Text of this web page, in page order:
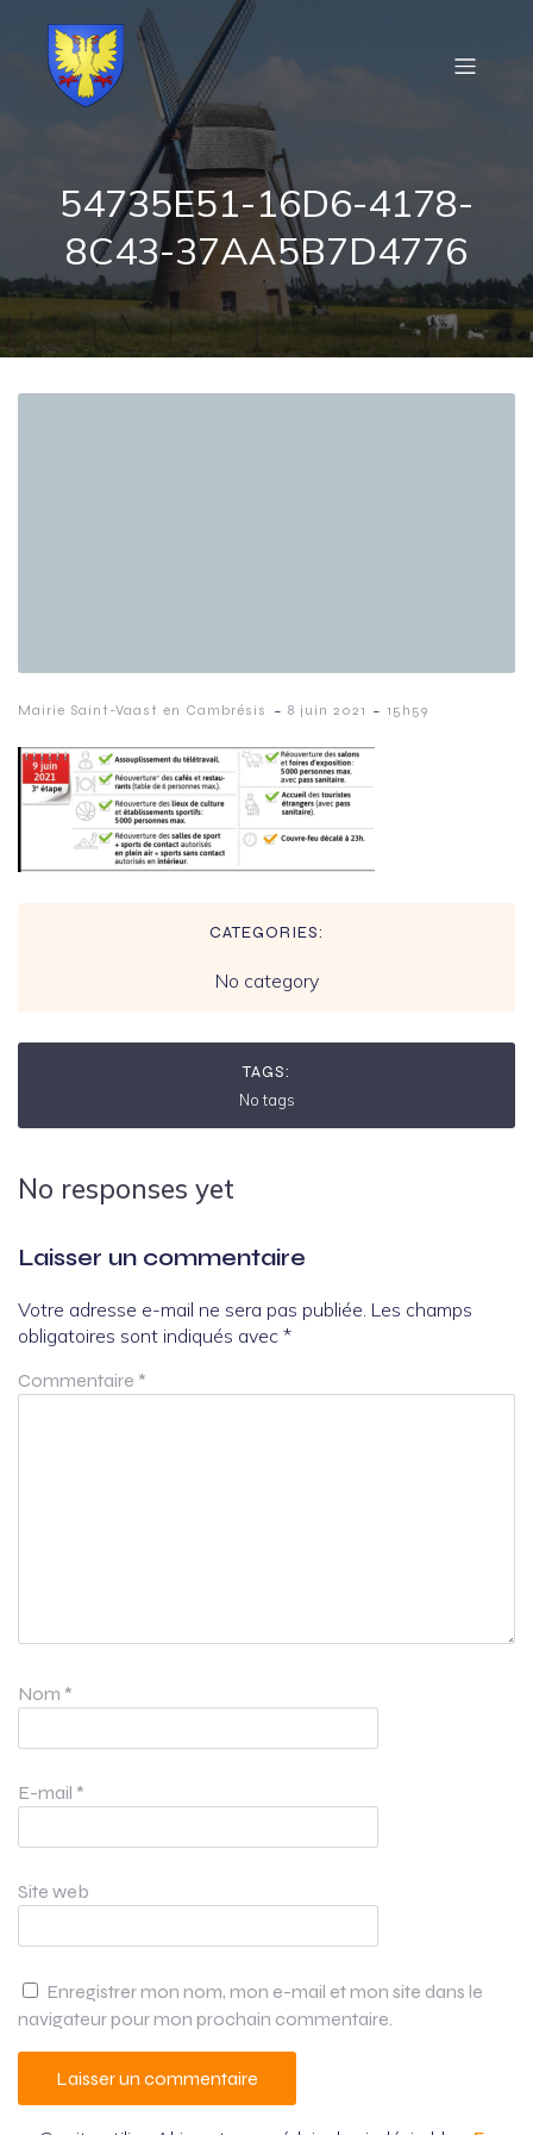
54735E51-16D6-4178-
8C43-37AA5B7D4776
Mairie Saint-Vaast en Cambrésis - 8 juin 2021 - 15h59
CATEGORIES:
No category
TAGS:
No tags
No responses yet
Laisser un commentaire
Votre adresse e-mail ne sera pas publiée. Les champs
obligatoires sont indiqués avec *
Commentaire *
Nom *
E-mail *
Site web
Enregistrer mon nom, mon e-mail et mon site dans le
navigateur pour mon prochain commentaire.